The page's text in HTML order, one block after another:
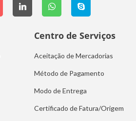
Centro de Serviços
Aceitação de Mercadorias
Método de Pagamento
Modo de Entrega
Certificado de Fatura/Origem